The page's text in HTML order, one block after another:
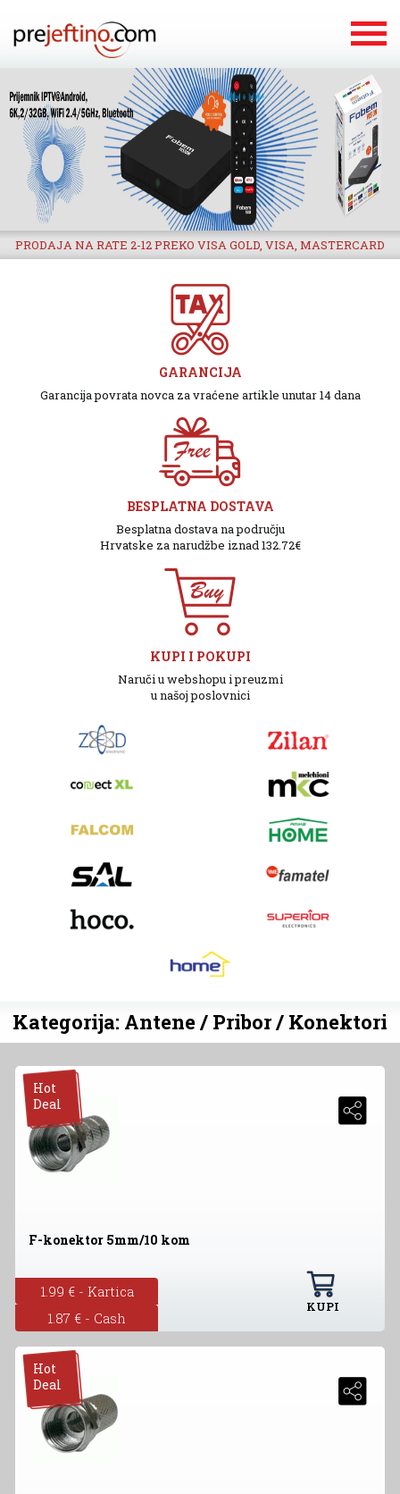
PRODAJA NA RATE 2-12 PREKO VISA GOLD, VISA, MASTERCARD
GARANCIJA
Garancija povrata novca za vraćene artikle unutar 14 dana
BESPLATNA DOSTAVA
Besplatna dostava na području
Hrvatske za narudžbe iznad 132.72€
KUPI I POKUPI
Naruči u webshopu i preuzmi
u našoj poslovnici
Kategorija: Antene / Pribor / Konektori
Hot
Deal
F-konektor 5mm/10 kom
1.99 € - Kartica
1.87 € - Cash
KUPI
Hot
Deal